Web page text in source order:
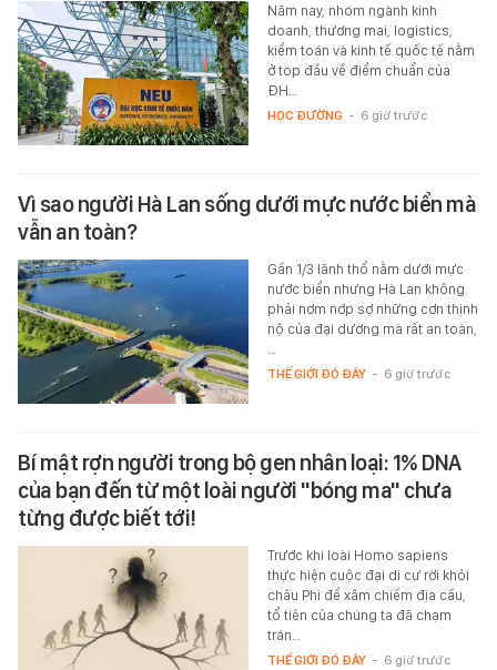
Năm nay, nhóm ngành kinh
doanh, thương mại, logistics,
kiểm toán và kinh tế quốc tế nằm
ở top đầu về điểm chuẩn của
ĐH…
HỌC ĐƯỜNG - 6 giờ trước
Vì sao người Hà Lan sống dưới mực nước biển mà
vẫn an toàn?
Gần 1/3 lãnh thổ nằm dưới mực
nước biển nhưng Hà Lan không
phải nơm nớp sợ những cơn thịnh
nộ của đại dương mà rất an toàn,
THẾ GIỚI ĐÓ ĐÂY - 6 giờ trước
Bí mật rợn người trong bộ gen nhân loại: 1% DNA
của bạn đến từ một loài người "bóng ma" chưa
từng được biết tới!
Trước khi loài Homo sapiens
thực hiện cuộc đại di cư rời khỏi
châu Phi để xâm chiếm địa cầu,
tổ tiên của chúng ta đã chạm
trán…
THẾ GIỚI ĐÓ ĐÂY - 6 giờ trước